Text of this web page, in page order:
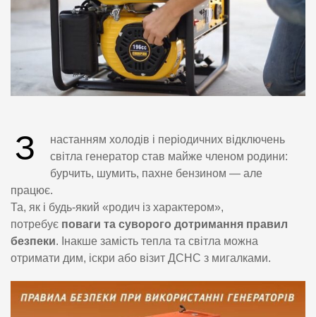
З
настанням холодів і періодичних відключень
світла генератор став майже членом родини:
бурчить, шумить, пахне бензином — але
працює.
Та, як і будь-який «родич із характером»,
потребує поваги та суворого дотримання правил
безпеки. Інакше замість тепла та світла можна
отримати дим, іскри або візит ДСНС з мигалками.